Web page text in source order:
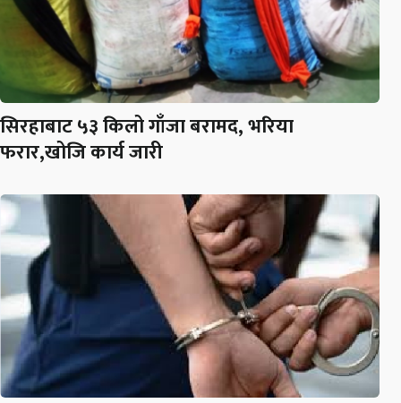
सिरहाबाट ५३ किलो गाँजा बरामद, भरिया
फरार,खोजि कार्य जारी